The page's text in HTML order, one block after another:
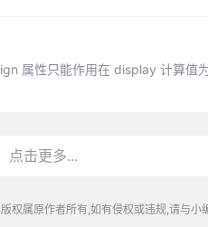
属性只能作用在 display 计算
点击更多...
权属原作者所有,如有侵权或违规,请与小